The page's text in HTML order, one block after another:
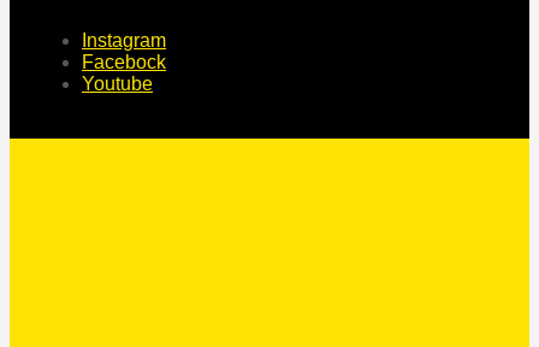
Instagram
Facebock
Youtube